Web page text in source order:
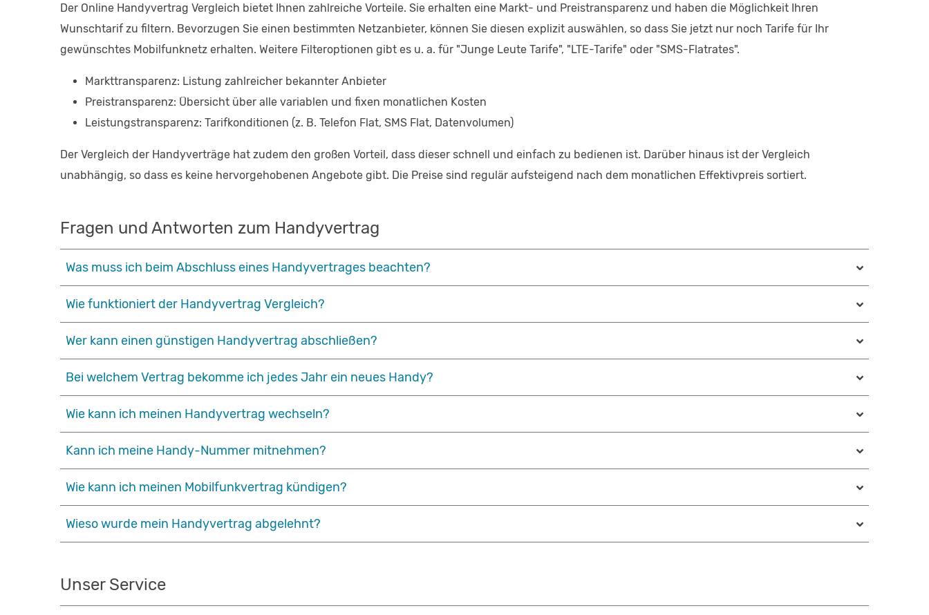
Der Online Handyvertrag Vergleich bietet Ihnen zahlreiche Vorteile. Sie erhalten eine Markt- und Preistransparenz und haben die Möglichkeit Ihren
Wunschtarif zu filtern. Bevorzugen Sie einen bestimmten Netzanbieter, können Sie diesen explizit auswählen, so dass Sie jetzt nur noch Tarife für Ihr
gewünschtes Mobilfunknetz erhalten. Weitere Filteroptionen gibt es u. a. für "Junge Leute Tarife", "LTE-Tarife" oder "SMS-Flatrates".
Markttransparenz: Listung zahlreicher bekannter Anbieter
Preistransparenz: Übersicht über alle variablen und fixen monatlichen Kosten
Leistungstransparenz: Tarifkonditionen (z. B. Telefon Flat, SMS Flat, Datenvolumen)
Der Vergleich der Handyverträge hat zudem den großen Vorteil, dass dieser schnell und einfach zu bedienen ist. Darüber hinaus ist der Vergleich
unabhängig, so dass es keine hervorgehobenen Angebote gibt. Die Preise sind regulär aufsteigend nach dem monatlichen Effektivpreis sortiert.
Fragen und Antworten zum Handyvertrag
Was muss ich beim Abschluss eines Handyvertrages beachten?
Wie funktioniert der Handyvertrag Vergleich?
Wer kann einen günstigen Handyvertrag abschließen?
Bei welchem Vertrag bekomme ich jedes Jahr ein neues Handy?
Wie kann ich meinen Handyvertrag wechseln?
Kann ich meine Handy-Nummer mitnehmen?
Wie kann ich meinen Mobilfunkvertrag kündigen?
Wieso wurde mein Handyvertrag abgelehnt?
Unser Service